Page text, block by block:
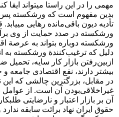
مهمی را در این راستا می­تواند ایفا
بدین مفهوم است که ورشکسته پس
تأدیه دیون باقی‌مانده رهایی
ورشکسته در صدد حمایت از وی
ورشکسته دوباره بتواند به عرصة
دلیل که ترغیب‌کنندة ورشکسته به
ازبین‌رفتن بازار کار سایه، تحمیل
بیشتر دارند، نفع اقتصادی جامعه
در مقابل، بزرگترین چالشی که این
غیراخلاقی‌بودن آن است. از عوامل
آن بر بازار اعتبار و نارضایتی
حقوق ایران نهاد برائت سابقه